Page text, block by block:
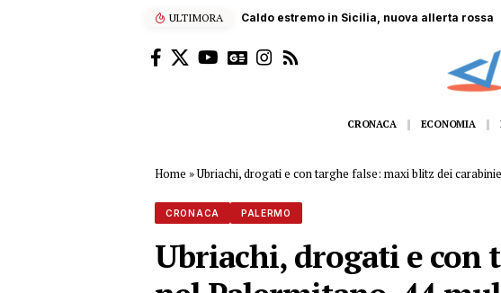
ULTIMORA Sub ucciso dall’elica di un gommone a
CRONACA ECONOMIA
Home »Ubriachi, drogati e con targhe false: maxi blitz dei
CRONACA PALERMO
Ubriachi, drogati e con